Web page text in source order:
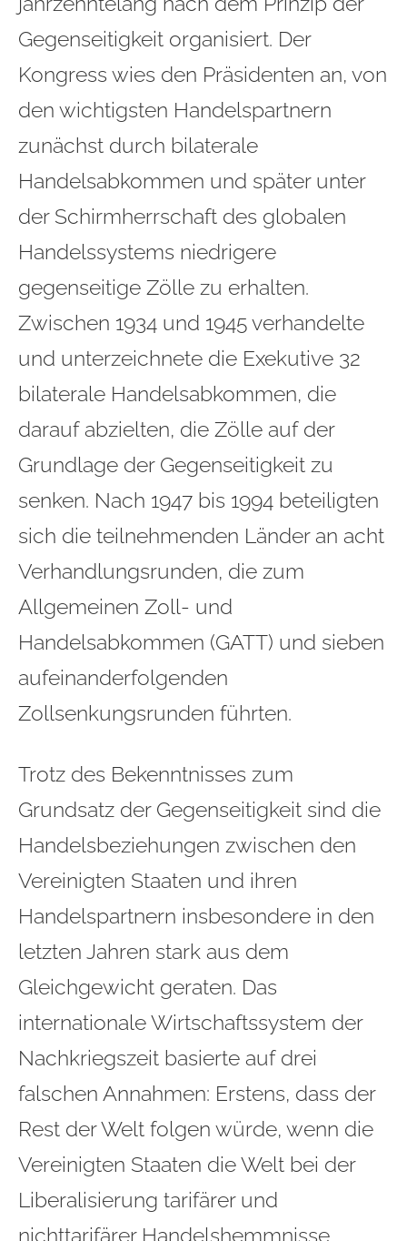
Gegenseitigkeit organisiert. Der
Kongress wies den Präsidenten an, von
den wichtigsten Handelspartnern
zunächst durch bilaterale
Handelsabkommen und später unter
der Schirmherrschaft des globalen
Handelssystems niedrigere
gegenseitige Zölle zu erhalten.
Zwischen 1934 und 1945 verhandelte
und unterzeichnete die Exekutive 32
bilaterale Handelsabkommen, die
darauf abzielten, die Zölle auf der
Grundlage der Gegenseitigkeit zu
senken. Nach 1947 bis 1994 beteiligten
sich die teilnehmenden Länder an acht
Verhandlungsrunden, die zum
Allgemeinen Zoll- und
Handelsabkommen (GATT) und sieben
aufeinanderfolgenden
Zollsenkungsrunden führten.
Trotz des Bekenntnisses zum
Grundsatz der Gegenseitigkeit sind die
Handelsbeziehungen zwischen den
Vereinigten Staaten und ihren
Handelspartnern insbesondere in den
letzten Jahren stark aus dem
Gleichgewicht geraten. Das
internationale Wirtschaftssystem der
Nachkriegszeit basierte auf drei
falschen Annahmen: Erstens, dass der
Rest der Welt folgen würde, wenn die
Vereinigten Staaten die Welt bei der
Liberalisierung tarifärer und
nichttarifärer Handelshemmnisse